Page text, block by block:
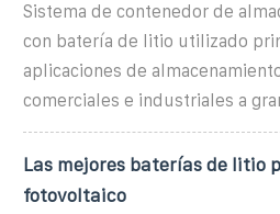
Sistema de contenedor de
con batería de litio utilizado
aplicaciones de
comerciales e industriales a
Las mejores baterías de litio
fotovoltaico